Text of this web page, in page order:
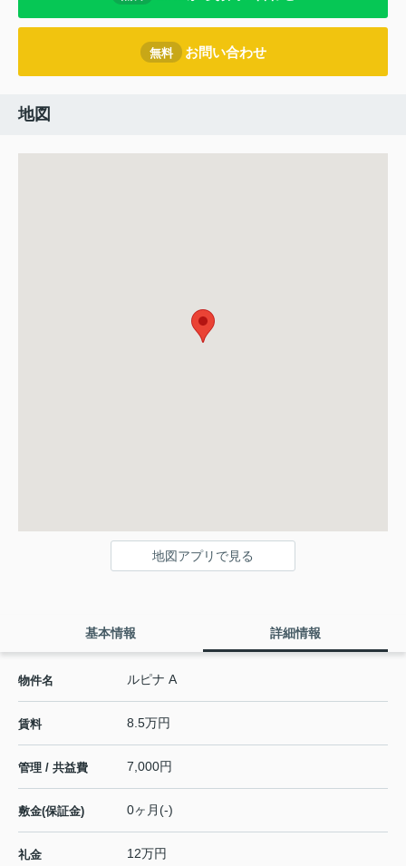
無料 お問い合わせ
地図
地図アプリで見る
基本情報 詳細情報
物件名 ルピナ A
賃料 8.5万円
管理 / 共益費 7,000円
敷金(保証金) 0ヶ月(-)
礼金 12万円